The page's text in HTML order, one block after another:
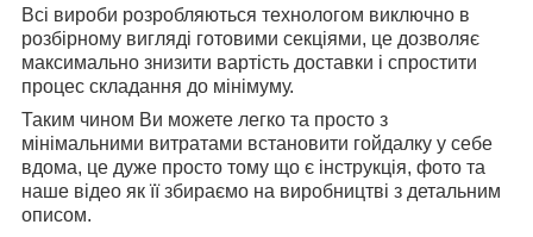
Всі вироби розробляються технологом виключно в
розбірному вигляді готовими секціями, це дозволяє
максимально знизити вартість доставки і спростити
процес складання до мінімуму.
Таким чином Ви можете легко та просто з
мінімальними витратами встановити гойдалку у себе
вдома, це дуже просто тому що є інструкція, фото та
наше відео як її збираємо на виробництві з детальним
описом.